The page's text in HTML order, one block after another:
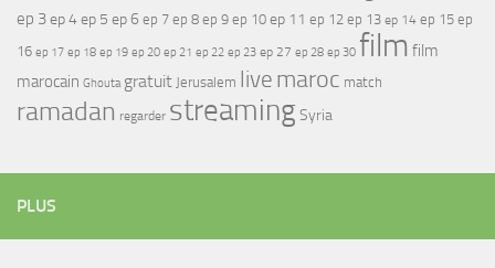
ep 3ep 4ep 5 ep 6 ep 7 ep 8 ep 9 ep 10 ep 11 ep 12 ep 13 ep 14 ep 15 ep
16 ep 17 ep 18 ep 19 ep 20 ep 21 ep 22 ep 23 ep 27 ep 28 ep 30 film film
marocain Ghouta gratuit Jerusalem live maroc match
ramadan regarder streamingSyria
PLUS